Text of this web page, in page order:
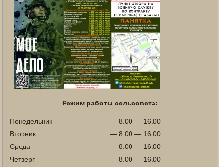
Режим работы сельсовета:
Понедельник
— 8.00 — 16.00
Вторник
— 8.00 — 16.00
Среда
— 8.00 — 16.00
Четверг
— 8.00 — 16.00